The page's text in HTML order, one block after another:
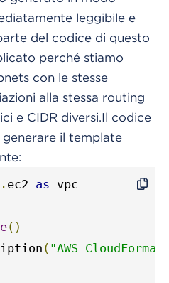
leggibile e
del codice di questo
perché stiamo
con le stesse
alla stessa routing
e CIDR diversi.Il codice
il template
. ec2 as vpc
()
( "AWS